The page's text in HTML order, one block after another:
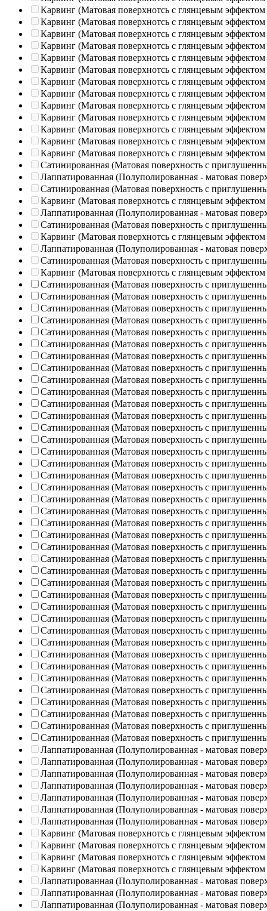
Карвинг (Матовая поверхнотсь с глянцевым эффектом
Карвинг (Матовая поверхнотсь с глянцевым эффектом
Карвинг (Матовая поверхнотсь с глянцевым эффектом
Карвинг (Матовая поверхнотсь с глянцевым эффектом
Карвинг (Матовая поверхнотсь с глянцевым эффектом
Карвинг (Матовая поверхнотсь с глянцевым эффектом
Карвинг (Матовая поверхнотсь с глянцевым эффектом
Карвинг (Матовая поверхнотсь с глянцевым эффектом
Карвинг (Матовая поверхнотсь с глянцевым эффектом
Карвинг (Матовая поверхнотсь с глянцевым эффектом
Карвинг (Матовая поверхнотсь с глянцевым эффектом
Карвинг (Матовая поверхнотсь с глянцевым эффектом
Карвинг (Матовая поверхнотсь с глянцевым эффектом
Сатинированная (Матовая поверхность с
Лаппатированная (Полуполированная - матовая
Сатинированная (Матовая поверхность с
Карвинг (Матовая поверхнотсь с глянцевым эффектом
Лаппатированная (Полуполированная - матовая
Сатинированная (Матовая поверхность с
Карвинг (Матовая поверхнотсь с глянцевым эффектом
Лаппатированная (Полуполированная - матовая
Сатинированная (Матовая поверхность с
Карвинг (Матовая поверхнотсь с глянцевым эффектом
Сатинированная (Матовая поверхность с
Сатинированная (Матовая поверхность с
Сатинированная (Матовая поверхность с
Сатинированная (Матовая поверхность с
Сатинированная (Матовая поверхность с
Сатинированная (Матовая поверхность с
Сатинированная (Матовая поверхность с
Сатинированная (Матовая поверхность с
Сатинированная (Матовая поверхность с
Сатинированная (Матовая поверхность с
Сатинированная (Матовая поверхность с
Сатинированная (Матовая поверхность с
Сатинированная (Матовая поверхность с
Сатинированная (Матовая поверхность с
Сатинированная (Матовая поверхность с
Сатинированная (Матовая поверхность с
Сатинированная (Матовая поверхность с
Сатинированная (Матовая поверхность с
Сатинированная (Матовая поверхность с
Сатинированная (Матовая поверхность с
Сатинированная (Матовая поверхность с
Сатинированная (Матовая поверхность с
Сатинированная (Матовая поверхность с
Сатинированная (Матовая поверхность с
Сатинированная (Матовая поверхность с
Сатинированная (Матовая поверхность с
Сатинированная (Матовая поверхность с
Сатинированная (Матовая поверхность с
Сатинированная (Матовая поверхность с
Сатинированная (Матовая поверхность с
Сатинированная (Матовая поверхность с
Сатинированная (Матовая поверхность с
Сатинированная (Матовая поверхность с
Сатинированная (Матовая поверхность с
Сатинированная (Матовая поверхность с
Сатинированная (Матовая поверхность с
Сатинированная (Матовая поверхность с
Сатинированная (Матовая поверхность с
Сатинированная (Матовая поверхность с
Лаппатированная (Полуполированная - матовая
Лаппатированная (Полуполированная - матовая
Лаппатированная (Полуполированная - матовая
Лаппатированная (Полуполированная - матовая
Лаппатированная (Полуполированная - матовая
Лаппатированная (Полуполированная - матовая
Лаппатированная (Полуполированная - матовая
Карвинг (Матовая поверхнотсь с глянцевым эффектом
Карвинг (Матовая поверхнотсь с глянцевым эффектом
Карвинг (Матовая поверхнотсь с глянцевым эффектом
Карвинг (Матовая поверхнотсь с глянцевым эффектом
Лаппатированная (Полуполированная - матовая
Лаппатированная (Полуполированная - матовая
Лаппатированная (Полуполированная - матовая